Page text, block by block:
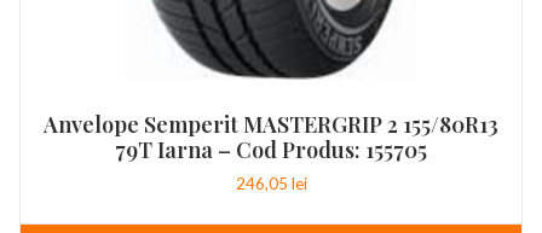
Anvelope Semperit MASTERGRIP 2 155/80R13
79T Iarna – Cod Produs: 155705
246,05 lei